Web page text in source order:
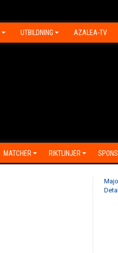
UTBILDNING AZALEA-TV
MATCHER RIKTLINJER